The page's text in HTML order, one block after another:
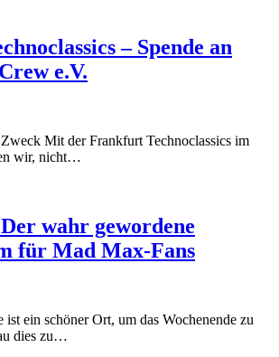
– Spende an
e.V.
Mit der Frankfurt Technoclassics im
wir, nicht…
wahr gewordene
für Mad Max-Fans
ein schöner Ort, um das Wochenende zu
dies zu…